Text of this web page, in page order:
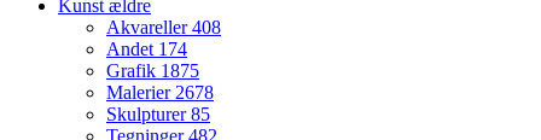
Kunst ældre
Akvareller408
Andet 174
Grafik 1875
Malerier 2678
Skulpturer85
Tegninger482